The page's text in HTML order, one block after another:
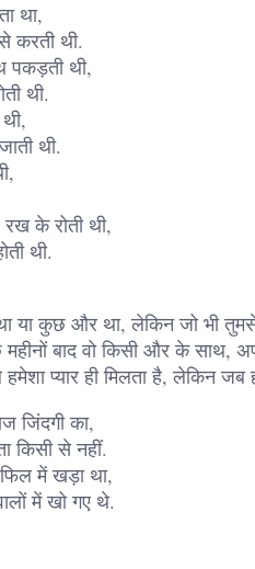
था,
करती थी.
पकड़ती थी,
थी.
थी.
के रोती थी,
थी.
या कुछ और था, लेकिन जो भी
बाद वो किसी और के साथ,
प्यार ही मिलता है, लेकिन जब
जिंदगी का,
किसी से नहीं.
में खड़ा था,
में खो गए थे.